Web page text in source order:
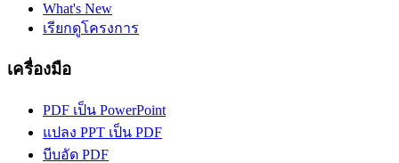
What's New
เรียกดูโครงการ
เครื่องมือ
PDF เป็น PowerPoint
แปลง PPT เป็น PDF
บีบอัด PDF